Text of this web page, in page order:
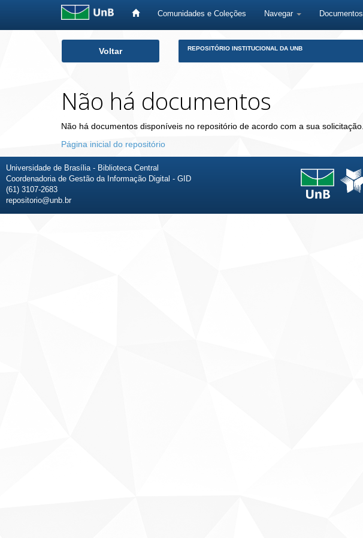
Comunidades e Coleções Navegar Documentos
Voltar REPOSITÓRIO INSTITUCIONAL DA UNB
Não há documentos
Não há documentos disponíveis no repositório de acordo com a sua solicitação.
Página inicial do repositório
Universidade de Brasília - Biblioteca Central
Coordenadoria de Gestão da Informação Digital - GID
(61) 3107-2683
repositorio@unb.br